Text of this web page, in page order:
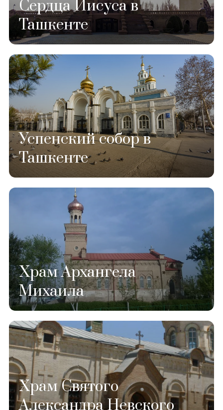
Сердца Иисуса в
Ташкенте
Успенский собор в
Ташкенте
Храм Архангела
Михаила
Храм Святого
Александра Невского